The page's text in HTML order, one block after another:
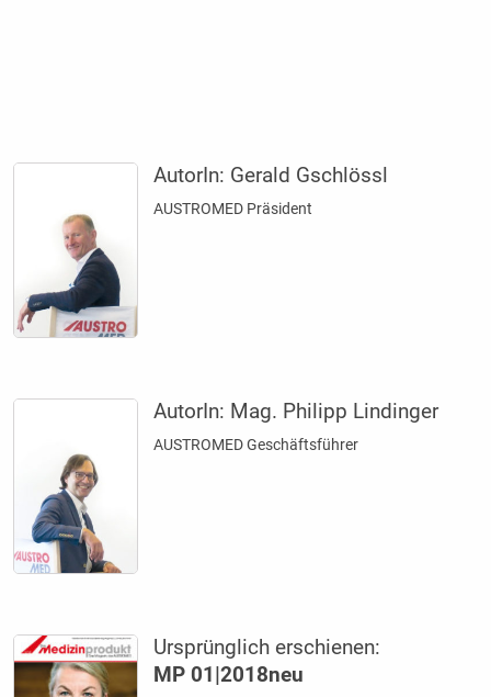
AutorIn: Gerald Gschlössl
AUSTROMED Präsident
AutorIn: Mag. Philipp Lindinger
AUSTROMED Geschäftsführer
Ursprünglich erschienen:
MP 01|2018neu